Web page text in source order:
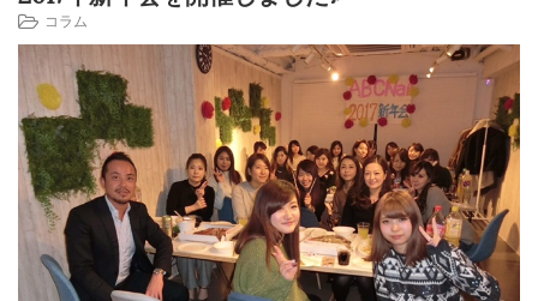
n
a
v
i
a
t
i
g
a
t
コラム